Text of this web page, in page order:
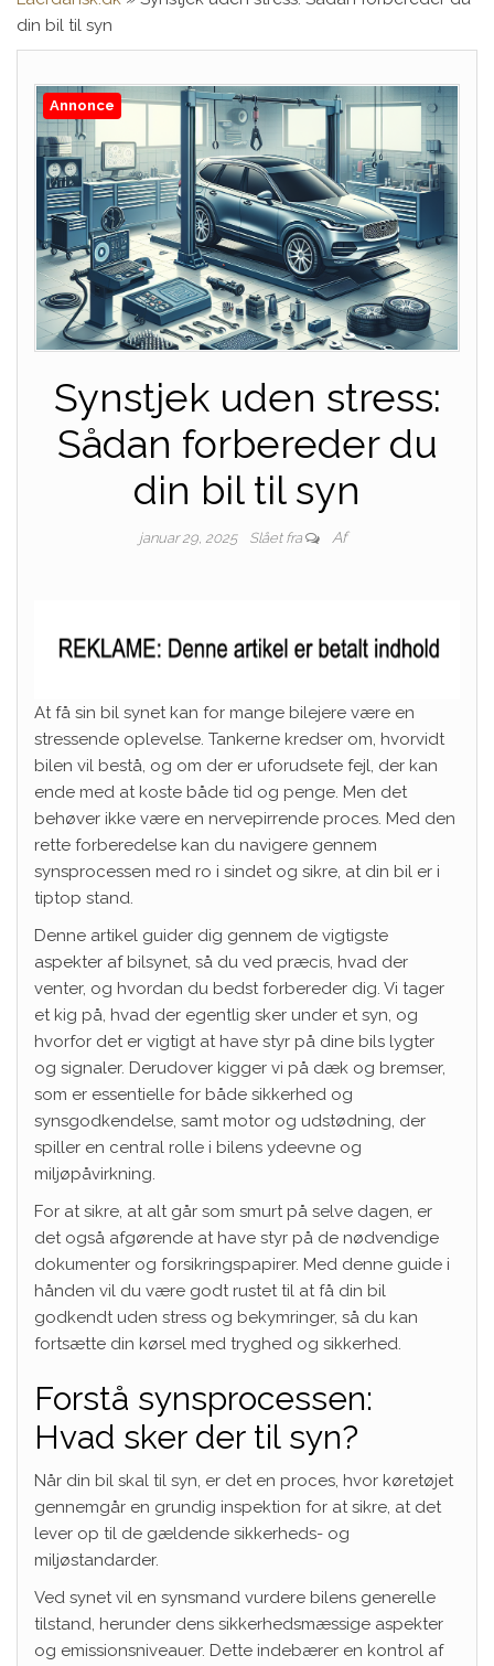
din bil til syn
Annonce
Synstjek uden stress:
Sådan forbereder du
din bil til syn
januar 29, 2025 Slået fra Af
At få sin bil synet kan for mange bilejere være en
stressende oplevelse. Tankerne kredser om, hvorvidt
bilen vil bestå, og om der er uforudsete fejl, der kan
ende med at koste både tid og penge. Men det
behøver ikke være en nervepirrende proces. Med den
rette forberedelse kan du navigere gennem
synsprocessen med ro i sindet og sikre, at din bil er i
tiptop stand.
Denne artikel guider dig gennem de vigtigste
aspekter af bilsynet, så du ved præcis, hvad der
venter, og hvordan du bedst forbereder dig. Vi tager
et kig på, hvad der egentlig sker under et syn, og
hvorfor det er vigtigt at have styr på dine bils lygter
og signaler. Derudover kigger vi på dæk og bremser,
som er essentielle for både sikkerhed og
synsgodkendelse, samt motor og udstødning, der
spiller en central rolle i bilens ydeevne og
miljøpåvirkning.
For at sikre, at alt går som smurt på selve dagen, er
det også afgørende at have styr på de nødvendige
dokumenter og forsikringspapirer. Med denne guide i
hånden vil du være godt rustet til at få din bil
godkendt uden stress og bekymringer, så du kan
fortsætte din kørsel med tryghed og sikkerhed.
Forstå synsprocessen:
Hvad sker der til syn?
Når din bil skal til syn, er det en proces, hvor køretøjet
gennemgår en grundig inspektion for at sikre, at det
lever op til de gældende sikkerheds- og
miljøstandarder.
Ved synet vil en synsmand vurdere bilens generelle
tilstand, herunder dens sikkerhedsmæssige aspekter
og emissionsniveauer. Dette indebærer en kontrol af